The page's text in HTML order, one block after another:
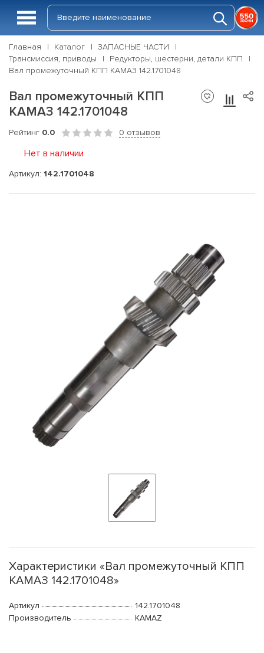
Главная Каталог
ЗАПАСНЫЕ ЧАСТИ
Трансмиссия, приводы
Редукторы, шестерни, детали КПП
Вал промежуточный КПП КАМАЗ 142.1701048
Вал промежуточный КПП
КАМАЗ 142.1701048
Рейтинг 0.0 0 отзывов
Нет в наличии
Артикул: 142.1701048
Характеристики «Вал промежуточный КПП
КАМАЗ 142.1701048»
Артикул
142.1701048
Производитель
KAMAZ